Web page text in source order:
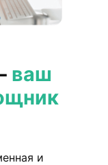
ваш
и